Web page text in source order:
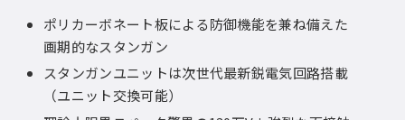
ポリカーボネート板による防御機能を兼ね備えた
画期的なスタンガン
スタンガンユニットは次世代最新鋭電気回路搭載
（ユニット交換可能）